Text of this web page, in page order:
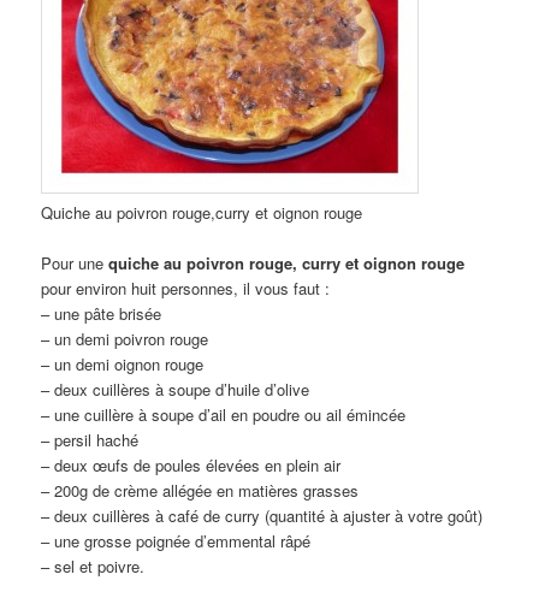
Quiche au poivron rouge,curry et oignon rouge
Pour unequiche au poivron rouge, curry et oignon rouge
pour environ huit personnes, il vous faut :
– une pâte brisée
– un demi poivron rouge
– un demi oignon rouge
– deux cuillères à soupe d’huile d’olive
– une cuillère à soupe d’ail en poudre ou ail émincée
– persil haché
– deux œufs de poules élevées en plein air
– 200g de crème allégée en matières grasses
– deux cuillères à café de curry (quantité à ajuster à votre goût)
– une grosse poignée d’emmental râpé
– sel et poivre.